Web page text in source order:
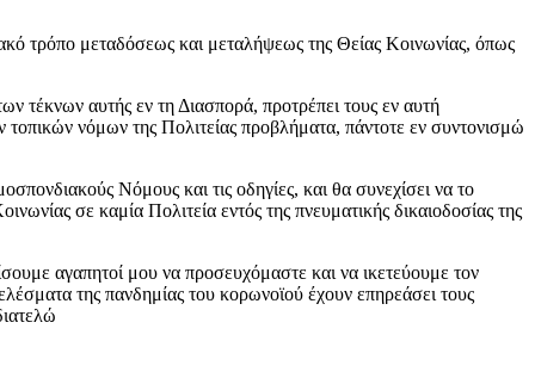
τρόπο μεταδόσεως και μεταλήψεως της Θείας Κοινωνίας, όπως
τέκνων αυτής εν τη Διασπορά, προτρέπει τους εν αυτή
νόμων της Πολιτείας προβλήματα, πάντοτε εν συντονισμώ
Νόμους και τις οδηγίες, και θα συνεχίσει να το
σε καμία Πολιτεία εντός της πνευματικής δικαιοδοσίας της
αγαπητοί μου να προσευχόμαστε και να ικετεύουμε τον
της πανδημίας του κορωνοϊού έχουν επηρεάσει τους